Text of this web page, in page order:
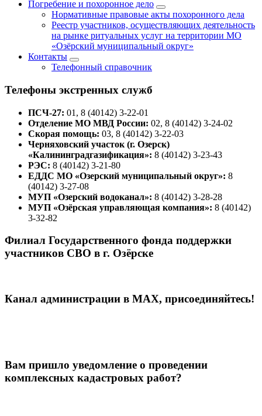
Погребение и похоронное дело
Нормативные правовые акты похоронного дела
Реестр участников, осуществляющих деятельность
на рынке ритуальных услуг на территории МО
«Озёрский муниципальный округ»
Контакты
Телефонный справочник
Телефоны экстренных служб
ПСЧ-27: 01, 8 (40142) 3-22-01
Отделение МО МВД России: 02, 8 (40142) 3-24-02
Скорая помощь: 03, 8 (40142) 3-22-03
Черняховский участок (г. Озерск)
«Калининградгазификация»: 8 (40142) 3-23-43
РЭС: 8 (40142) 3-21-80
ЕДДС МО «Озерский муниципальный округ»: 8
(40142) 3-27-08
МУП «Озерский водоканал»: 8 (40142) 3-28-28
МУП «Озёрская управляющая компания»: 8 (40142)
3-32-82
Филиал Государственного фонда поддержки
участников СВО в г. Озёрске
Канал администрации в МАХ, присоединяйтесь!
Вам пришло уведомление о проведении
комплексных кадастровых работ?